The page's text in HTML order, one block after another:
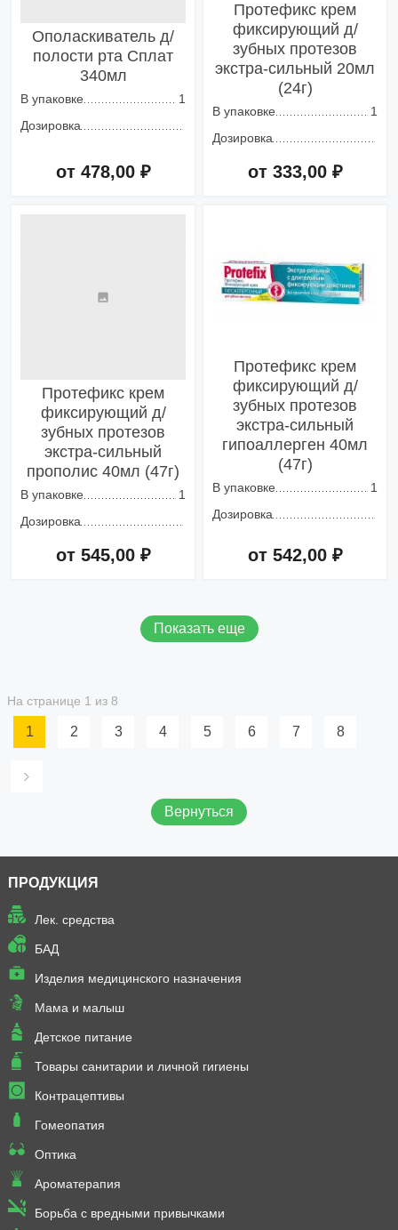
Ополаскиватель д/
полости рта Сплат
340мл
В упаковке
1
Дозировка
от 478,00 ₽
Протефикс крем
фиксирующий д/
зубных протезов
экстра-сильный 20мл
(24г)
В упаковке
1
Дозировка
от 333,00 ₽
Протефикс крем
фиксирующий д/
зубных протезов
экстра-сильный
прополис 40мл (47г)
В упаковке
1
Дозировка
от 545,00 ₽
Протефикс крем
фиксирующий д/
зубных протезов
экстра-сильный
гипоаллерген 40мл
(47г)
В упаковке
1
Дозировка
от 542,00 ₽
Показать еще
На странице 1 из 8
1 2 3 4 5 6 7 8
Вернуться
ПРОДУКЦИЯ
Лек. средства
БАД
Изделия медицинского назначения
Мама и малыш
Детское питание
Товары санитарии и личной гигиены
Контрацептивы
Гомеопатия
Оптика
Ароматерапия
Борьба с вредными привычками